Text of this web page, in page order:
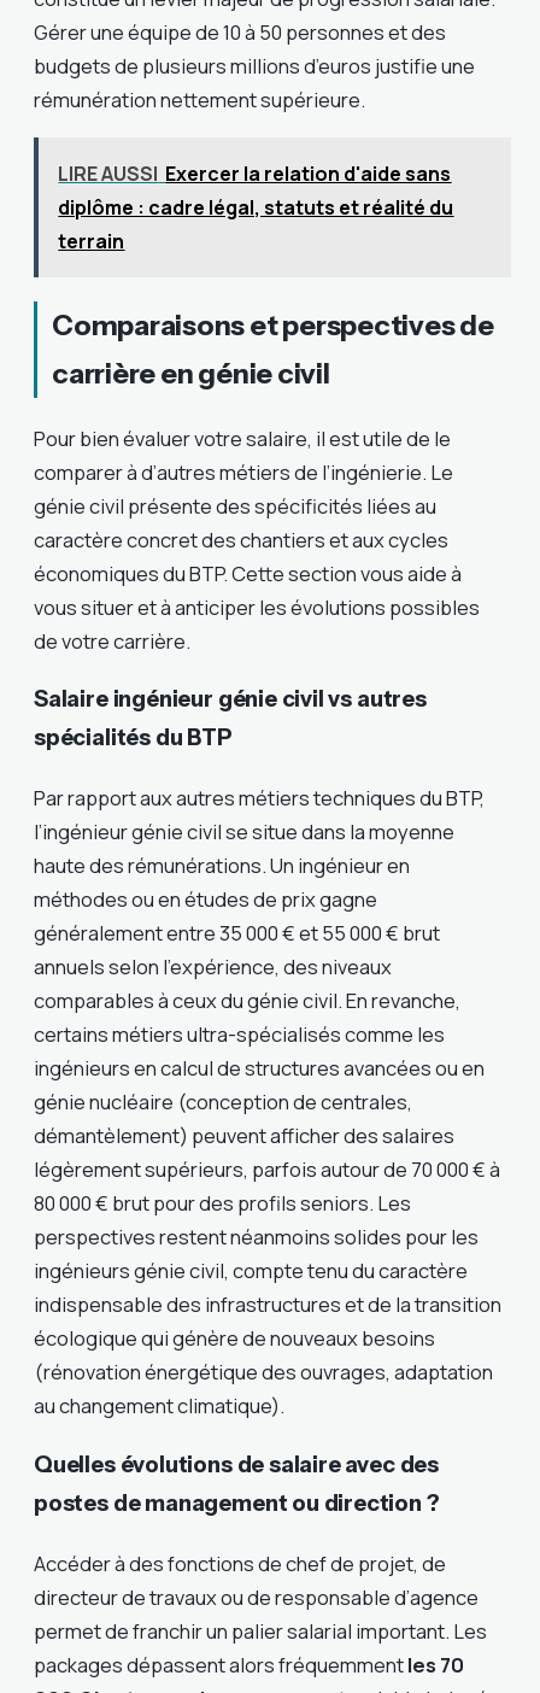
Gérer une équipe de 10 à 50 personnes et des
budgets de plusieurs millions d’euros justifie une
rémunération nettement supérieure.
LIRE AUSSI Exercer la relation d'aide sans
diplôme : cadre légal, statuts et réalité du
terrain
Comparaisons et perspectives de
carrière en génie civil
Pour bien évaluer votre salaire, il est utile de le
comparer à d’autres métiers de l’ingénierie. Le
génie civil présente des spécificités liées au
caractère concret des chantiers et aux cycles
économiques du BTP. Cette section vous aide à
vous situer et à anticiper les évolutions possibles
de votre carrière.
Salaire ingénieur génie civil vs autres
spécialités du BTP
Par rapport aux autres métiers techniques du BTP,
l’ingénieur génie civil se situe dans la moyenne
haute des rémunérations. Un ingénieur en
méthodes ou en études de prix gagne
généralement entre 35 000 € et 55 000 € brut
annuels selon l’expérience, des niveaux
comparables à ceux du génie civil. En revanche,
certains métiers ultra-spécialisés comme les
ingénieurs en calcul de structures avancées ou en
génie nucléaire (conception de centrales,
démantèlement) peuvent afficher des salaires
légèrement supérieurs, parfois autour de 70 000 € à
80 000 € brut pour des profils seniors. Les
perspectives restent néanmoins solides pour les
ingénieurs génie civil, compte tenu du caractère
indispensable des infrastructures et de la transition
écologique qui génère de nouveaux besoins
(rénovation énergétique des ouvrages, adaptation
au changement climatique).
Quelles évolutions de salaire avec des
postes de management ou direction ?
Accéder à des fonctions de chef de projet, de
directeur de travaux ou de responsable d’agence
permet de franchir un palier salarial important. Les
packages dépassent alors fréquemmentles 70